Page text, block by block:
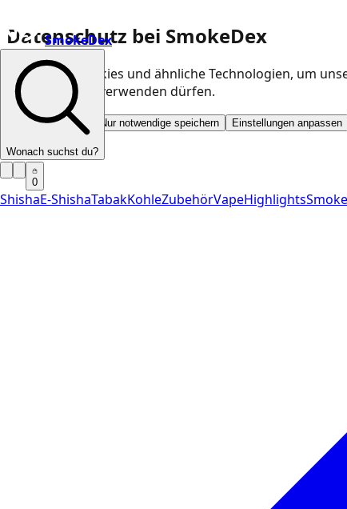
Datenschutz bei SmokeDex
Wir nutzen Cookies und ähnliche Technologien, um
Kategorien wir verwenden dürfen.
Alle akzeptieren Nur notwendige speichern Einstellungen anpassen
SmokeDex
Wonach suchst du?
0
ShishaE-ShishaTabakKohleZubehörVapeHighlights